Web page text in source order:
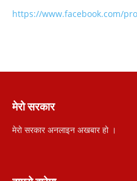
https://www.facebook.com/
मेरो सरकार
मेरो सरकार अनलाइन अखबार हो ।